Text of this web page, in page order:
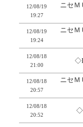
12/08/19
19:27
ニセＭ
12/08/19
19:24
ニセＭ
12/08/18
21:00
12/08/18
20:57
ニセＭ
12/08/18
20:52